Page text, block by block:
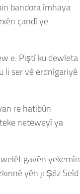
bandora îmhaya
çandî ye.
e. Piştî ku dewleta
li ser vê erdnîgariyê
re hatibûn
neteweyî ya
gavên yekemîn
yên ji Şêz Seîd